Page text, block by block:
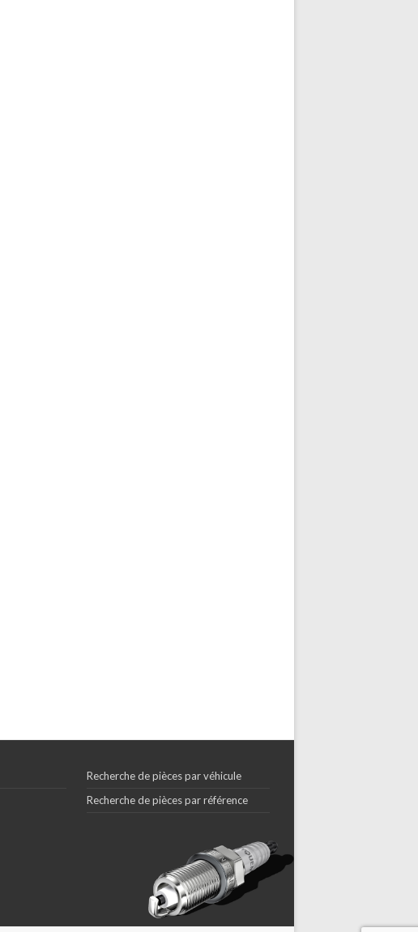
Recherche de pièces par véhicule
Recherche de pièces par référence